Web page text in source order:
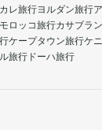
レ旅行ヨルダン旅行
モロッコ旅行カサブラ
ケープタウン旅行ケ
旅行 ドーハ旅行